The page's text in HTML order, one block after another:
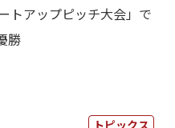
トアップピッチ大会」で
勝
トピックス